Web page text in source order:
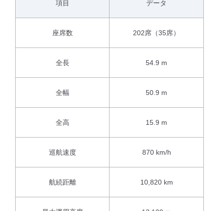
項目 データ
座席数 202席（35席）
全長 54.9 m
全幅 50.9 m
全高 15.9 m
巡航速度 870 km/h
航続距離 10,820 km